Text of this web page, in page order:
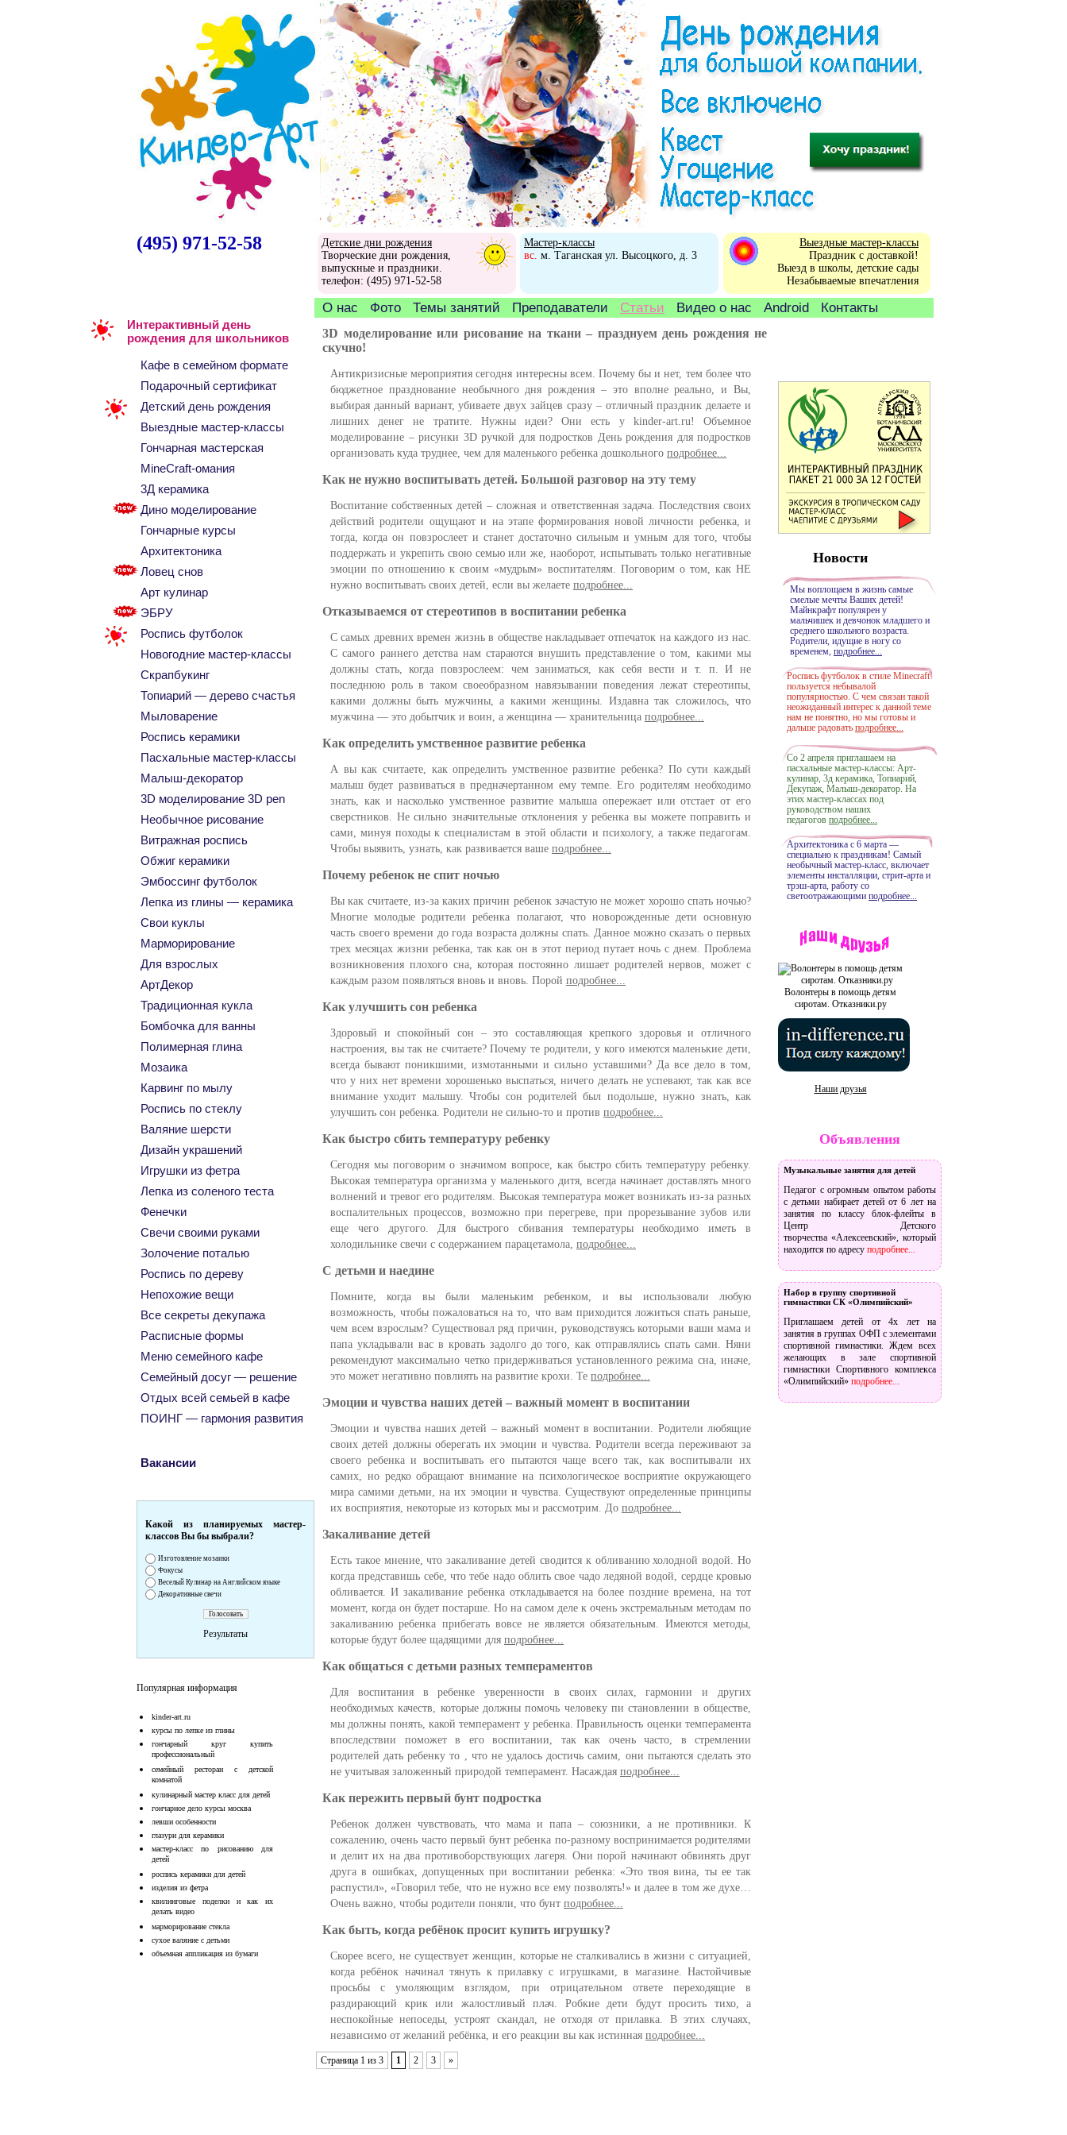
(495) 971-52-58
Детские дни рождения
Творческие дни рождения,
выпускные и праздники.
телефон: (495) 971-52-58
Мастер-классы
вс. м. Таганская ул. Высоцкого, д. 3
Выездные мастер-классы
Праздник с доставкой!
Выезд в школы, детские сады
Незабываемые впечатления
О нас Фото Темы занятий Преподаватели Статьи Видео о нас Android Контакты
Интерактивный день
рождения для школьников
Кафе в семейном формате
Подарочный сертификат
Детский день рождения
Выездные мастер-классы
Гончарная мастерская
MineCraft-омания
3Д керамика
Дино моделирование
Гончарные курсы
Архитектоника
Ловец снов
Арт кулинар
ЭБРУ
Роспись футболок
Новогодние мастер-классы
Скрапбукинг
Топиарий — дерево счастья
Мыловарение
Роспись керамики
Пасхальные мастер-классы
Малыш-декоратор
3D моделирование 3D pen
Необычное рисование
Витражная роспись
Обжиг керамики
Эмбоссинг футболок
Лепка из глины — керамика
Свои куклы
Марморирование
Для взрослых
АртДекор
Традиционная кукла
Бомбочка для ванны
Полимерная глина
Мозаика
Карвинг по мылу
Роспись по стеклу
Валяние шерсти
Дизайн украшений
Игрушки из фетра
Лепка из соленого теста
Фенечки
Свечи своими руками
Золочение поталью
Роспись по дереву
Непохожие вещи
Все секреты декупажа
Расписные формы
Меню семейного кафе
Семейный досуг — решение
Отдых всей семьей в кафе
ПОИНГ — гармония развития
Вакансии
Какой из планируемых мастер-
классов Вы бы выбрали?
Изготовление мозаики
Фокусы
Веселый Кулинар на Английском языке
Декоративные свечи
Результаты
Популярная информация
kinder-art.ru
курсы по лепке из глины
гончарный круг купить
профессиональный
семейный ресторан с детской
комнатой
кулинарный мастер класс для детей
гончарное дело курсы москва
левши особенности
глазури для керамики
мастер-класс по рисованию для
детей
роспись керамики для детей
изделия из фетра
квилинговые поделки и как их
делать видео
марморирование стекла
сухое валяние с детьми
объемная аппликация из бумаги
3D моделирование или рисование на ткани – празднуем день рождения не
скучно!
Антикризисные мероприятия сегодня интересны всем. Почему бы и нет, тем более что
бюджетное празднование необычного дня рождения – это вполне реально, и Вы,
выбирая данный вариант, убиваете двух зайцев сразу – отличный праздник делаете и
лишних денег не тратите. Нужны идеи? Они есть у kinder-art.ru! Объемное
моделирование – рисунки 3D ручкой для подростков День рождения для подростков
организовать куда труднее, чем для маленького ребенка дошкольного подробнее...
Как не нужно воспитывать детей. Большой разговор на эту тему
Воспитание собственных детей – сложная и ответственная задача. Последствия своих
действий родители ощущают и на этапе формирования новой личности ребенка, и
тогда, когда он повзрослеет и станет достаточно сильным и умным для того, чтобы
поддержать и укрепить свою семью или же, наоборот, испытывать только негативные
эмоции по отношению к своим «мудрым» воспитателям. Поговорим о том, как НЕ
нужно воспитывать своих детей, если вы желаете подробнее...
Отказываемся от стереотипов в воспитании ребенка
С самых древних времен жизнь в обществе накладывает отпечаток на каждого из нас.
С самого раннего детства нам стараются внушить представление о том, какими мы
должны стать, когда повзрослеем: чем заниматься, как себя вести и т. п. И не
последнюю роль в таком своеобразном навязывании поведения лежат стереотипы,
какими должны быть мужчины, а какими женщины. Издавна так сложилось, что
мужчина — это добытчик и воин, а женщина — хранительница подробнее...
Как определить умственное развитие ребенка
А вы как считаете, как определить умственное развитие ребенка? По сути каждый
малыш будет развиваться в предначертанном ему темпе. Его родителям необходимо
знать, как и насколько умственное развитие малыша опережает или отстает от его
сверстников. Не сильно значительные отклонения у ребенка вы можете поправить и
сами, минуя походы к специалистам в этой области и психологу, а также педагогам.
Чтобы выявить, узнать, как развивается ваше подробнее...
Почему ребенок не спит ночью
Вы как считаете, из-за каких причин ребенок зачастую не может хорошо спать ночью?
Многие молодые родители ребенка полагают, что новорожденные дети основную
часть своего времени до года возраста должны спать. Данное можно сказать о первых
трех месяцах жизни ребенка, так как он в этот период путает ночь с днем. Проблема
возникновения плохого сна, которая постоянно лишает родителей нервов, может с
каждым разом появляться вновь и вновь. Порой подробнее...
Как улучшить сон ребенка
Здоровый и спокойный сон – это составляющая крепкого здоровья и отличного
настроения, вы так не считаете? Почему те родители, у кого имеются маленькие дети,
всегда бывают поникшими, измотанными и сильно уставшими? Да все дело в том,
что у них нет времени хорошенько выспаться, ничего делать не успевают, так как все
внимание уходит малышу. Чтобы сон родителей был подольше, нужно знать, как
улучшить сон ребенка. Родители не сильно-то и против подробнее...
Как быстро сбить температуру ребенку
Сегодня мы поговорим о значимом вопросе, как быстро сбить температуру ребенку.
Высокая температура организма у маленького дитя, всегда начинает доставлять много
волнений и тревог его родителям. Высокая температура может возникать из-за разных
воспалительных процессов, возможно при перегреве, при прорезывание зубов или
еще чего другого. Для быстрого сбивания температуры необходимо иметь в
холодильнике свечи с содержанием парацетамола, подробнее...
С детьми и наедине
Помните, когда вы были маленьким ребенком, и вы использовали любую
возможность, чтобы пожаловаться на то, что вам приходится ложиться спать раньше,
чем всем взрослым? Существовал ряд причин, руководствуясь которыми ваши мама и
папа укладывали вас в кровать задолго до того, как отправлялись спать сами. Няни
рекомендуют максимально четко придерживаться установленного режима сна, иначе,
это может негативно повлиять на развитие крохи. Те подробнее...
Эмоции и чувства наших детей – важный момент в воспитании
Эмоции и чувства наших детей – важный момент в воспитании. Родители любящие
своих детей должны оберегать их эмоции и чувства. Родители всегда переживают за
своего ребенка и воспитывать его пытаются чаще всего так, как воспитывали их
самих, но редко обращают внимание на психологическое восприятие окружающего
мира самими детьми, на их эмоции и чувства. Существуют определенные принципы
их восприятия, некоторые из которых мы и рассмотрим. До подробнее...
Закаливание детей
Есть такое мнение, что закаливание детей сводится к обливанию холодной водой. Но
когда представишь себе, что тебе надо облить свое чадо ледяной водой, сердце кровью
обливается. И закаливание ребенка откладывается на более поздние времена, на тот
момент, когда он будет постарше. Но на самом деле к очень экстремальным методам по
закаливанию ребенка прибегать вовсе не является обязательным. Имеются методы,
которые будут более щадящими для подробнее...
Как общаться с детьми разных темпераментов
Для воспитания в ребенке уверенности в своих силах, гармонии и других
необходимых качеств, которые должны помочь человеку пи становлении в обществе,
мы должны понять, какой темперамент у ребенка. Правильность оценки темперамента
впоследствии поможет в его воспитании, так как очень часто, в стремлении
родителей дать ребенку то , что не удалось достичь самим, они пытаются сделать это
не учитывая заложенный природой темперамент. Насаждая подробнее...
Как пережить первый бунт подростка
Ребенок должен чувствовать, что мама и папа – союзники, а не противники. К
сожалению, очень часто первый бунт ребенка по-разному воспринимается родителями
и делит их на два противоборствующих лагеря. Они порой начинают обвинять друг
друга в ошибках, допущенных при воспитании ребенка: «Это твоя вина, ты ее так
распустил», «Говорил тебе, что не нужно все ему позволять!» и далее в том же духе…
Очень важно, чтобы родители поняли, что бунт подробнее...
Как быть, когда ребёнок просит купить игрушку?
Скорее всего, не существует женщин, которые не сталкивались в жизни с ситуацией,
когда ребёнок начинал тянуть к прилавку с игрушками, в магазине. Настойчивые
просьбы с умоляющим взглядом, при отрицательном ответе переходящие в
раздирающий крик или жалостливый плач. Робкие дети будут просить тихо, а
неспокойные непоседы, устроят скандал, не отходя от прилавка. В этих случаях,
независимо от желаний ребёнка, и его реакции вы как истинная подробнее...
Страница 1 из 3 1 2 3 »
Новости
Мы воплощаем в жизнь самые
смелые мечты Ваших детей!
Майнкрафт популярен у
мальчишек и девчонок младшего и
среднего школьного возраста.
Родители, идущие в ногу со
временем, подробнее...
Роспись футболок в стиле Minecraft
пользуется небывалой
популярностью. С чем связан такой
неожиданный интерес к данной теме
нам не понятно, но мы готовы и
дальше радовать подробнее...
Со 2 апреля приглашаем на
пасхальные мастер-классы: Арт-
кулинар, 3д керамика, Топиарий,
Декупаж, Малыш-декоратор. На
этих мастер-классах под
руководством наших
педагогов подробнее...
Архитектоника с 6 марта —
специально к праздникам! Самый
необычный мастер-класс, включает
элементы инсталляции, стрит-арта и
трэш-арта, работу со
светоотражающими подробнее...
Волонтеры в помощь детям
сиротам. Отказники.ру
Наши друзья
Объявления
Музыкальные занятия для детей
Педагог с огромным опытом работы
с детьми набирает детей от 6 лет на
занятия по классу блок-флейты в
Центр Детского
творчества «Алексеевский», который
находится по адресу подробнее...
Набор в группу спортивной
гимнастики СК «Олимпийский»
Приглашаем детей от 4х лет на
занятия в группах ОФП с элементами
спортивной гимнастики. Ждем всех
желающих в зале спортивной
гимнастики Спортивного комплекса
«Олимпийский» подробнее...